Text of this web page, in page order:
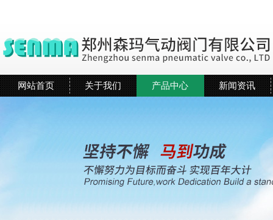
网站首页 关于我们 产品中心 新闻资讯